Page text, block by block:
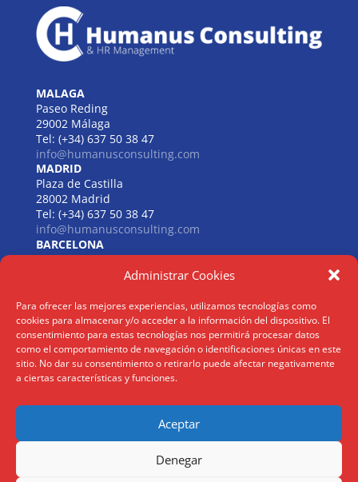
Administrar Cookies
Para ofrecer las mejores experiencias, utilizamos tecnologías como
cookies para almacenar y/o acceder a la información del dispositivo. El
consentimiento para estas tecnologías nos permitirá procesar datos
como el comportamiento de navegación o identificaciones únicas en este
sitio. No dar su consentimiento o retirarlo puede afectar negativamente
a ciertas características y funciones.
Aceptar
Denegar
MALAGA
Paseo Reding
29002 Málaga
Tel: (+34) 637 50 38 47
info@humanusconsulting.com
MADRID
Plaza de Castilla
28002 Madrid
Tel: (+34) 637 50 38 47
info@humanusconsulting.com
BARCELONA
Carrer de Beethoven
08021 Barcelona
info@humanusconsulting.com
LISBOA
R. Joaquim António de Aguiar
1070 – 150 Lisboa
Tel: (+34) 952 112 561
info@humanusconsulting.com
Politica Privacidad